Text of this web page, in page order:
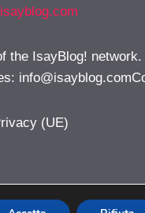
the IsayBlog!
(UE)